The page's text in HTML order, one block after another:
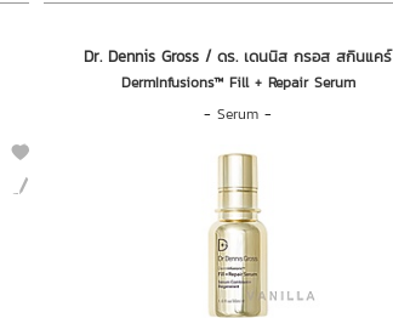
Dr. Dennis Gross / ดร. เดนนิส กรอส สกินแคร์
DermInfusions™ Fill + Repair Serum
- Serum -